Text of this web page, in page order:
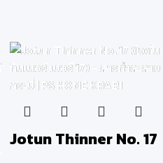
Jotun Thinner No. 17